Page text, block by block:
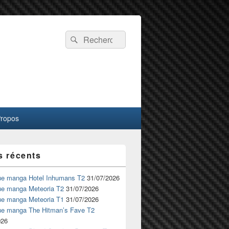
Recherche :
Rechercher
récents
manga Hotel Inhumans T2 31/07/2026
manga Meteoria T2 31/07/2026
manga Meteoria T1 31/07/2026
manga The Hitman’s Fave T2